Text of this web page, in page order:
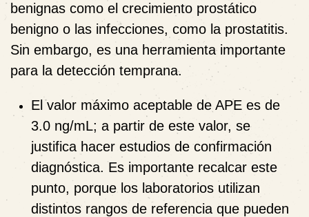
benignas como el crecimiento prostático
benigno o las infecciones, como la prostatitis.
Sin embargo, es una herramienta importante
para la detección temprana.
El valor máximo aceptable de APE es de
3.0 ng/mL; a partir de este valor, se
justifica hacer estudios de confirmación
diagnóstica. Es importante recalcar este
punto, porque los laboratorios utilizan
distintos rangos de referencia que pueden